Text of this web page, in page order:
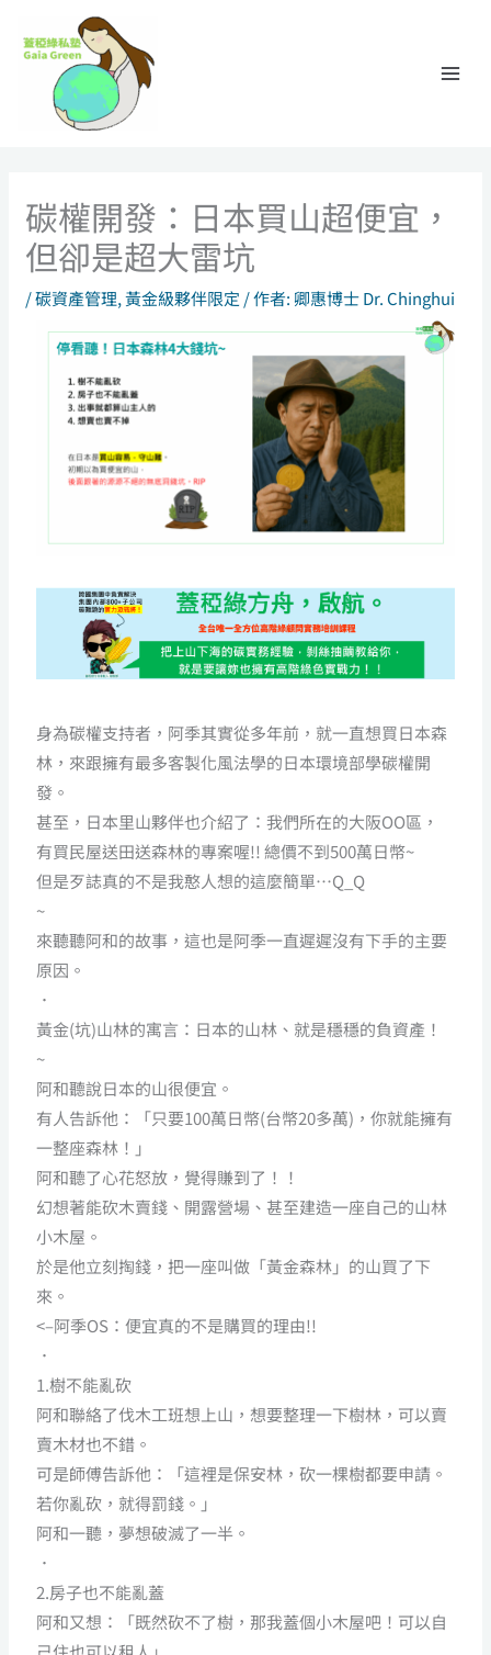
碳權開發：日本買山超便宜，
但卻是超大雷坑
/碳資產管理,黃金級夥伴限定 / 作者: 卿惠博士 Dr. Chinghui
身為碳權支持者，阿季其實從多年前，就一直想買日本森
林，來跟擁有最多客製化風法學的日本環境部學碳權開
發。
甚至，日本里山夥伴也介紹了：我們所在的大阪OO區，
有買民屋送田送森林的專案喔!! 總價不到500萬日幣~
但是歹誌真的不是我憨人想的這麼簡單…Q_Q
~
來聽聽阿和的故事，這也是阿季一直遲遲沒有下手的主要
原因。
．
黃金(坑)山林的寓言：日本的山林、就是穩穩的負資產！
~
阿和聽說日本的山很便宜。
有人告訴他：「只要100萬日幣(台幣20多萬)，你就能擁有
一整座森林！」
阿和聽了心花怒放，覺得賺到了！！
幻想著能砍木賣錢、開露營場、甚至建造一座自己的山林
小木屋。
於是他立刻掏錢，把一座叫做「黃金森林」的山買了下
來。
<–阿季OS：便宜真的不是購買的理由!!
．
1.樹不能亂砍
阿和聯絡了伐木工班想上山，想要整理一下樹林，可以賣
賣木材也不錯。
可是師傅告訴他：「這裡是保安林，砍一棵樹都要申請。
若你亂砍，就得罰錢。」
阿和一聽，夢想破滅了一半。
．
2.房子也不能亂蓋
阿和又想：「既然砍不了樹，那我蓋個小木屋吧！可以自